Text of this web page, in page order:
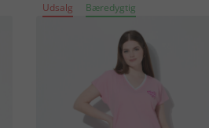
Udsalg Bæredygtig